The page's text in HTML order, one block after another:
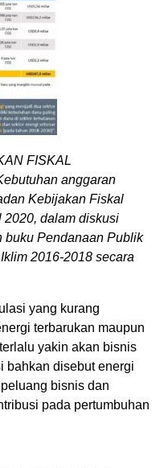
FISKAL
anggaran
Kebijakan Fiskal
2020, dalam diskusi
buku Pendanaan Publik
2016-2018 secara
yang kurang
terbarukan maupun
yakin akan bisnis
bahkan disebut energi
bisnis dan
pada pertumbuhan